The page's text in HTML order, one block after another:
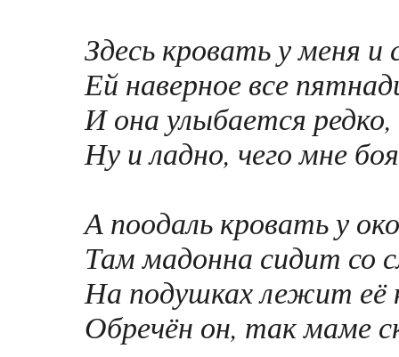
Здесь кровать у меня и
Ей наверное все
И она улыбается
Ну и ладно, чего мне
А поодаль кровать у
Там мадонна сидит со
На подушках лежит
Обречён он, так маме